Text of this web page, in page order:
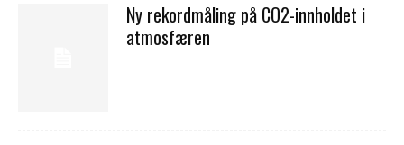
Ny rekordmåling på CO2-innholdet i
atmosfæren